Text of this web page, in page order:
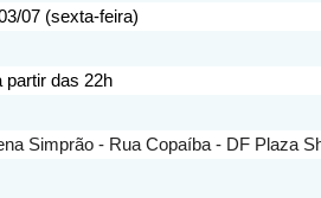
07 (sexta-feira)
partir das 22h
Simprão - Rua Copaíba - DF Plaza